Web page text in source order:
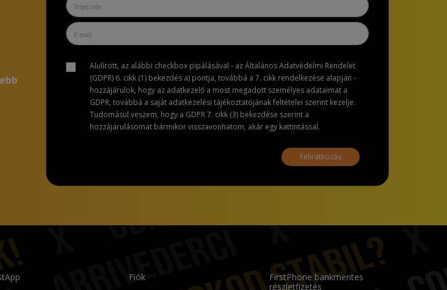
Alulírott, az alábbi checkbox pipálásával - az Általános Adatvédelmi Rendelet
(GDPR) 6. cikk (1) bekezdés a) pontja, továbbá a 7. cikk rendelkezése alapján -
hozzájárulok, hogy az adatkezelő a most megadott személyes adataimat a
GDPR, továbbá a saját adatkezelési tájékoztatójának feltételei szerint kezelje.
Tudomásul veszem, hogy a GDPR 7. cikk (3) bekezdése szerint a
hozzájárulásomat bármikor visszavonhatom, akár egy kattintással.
Feliratkozás
Fiók
FirstPhone bankmentes
részletfizetés